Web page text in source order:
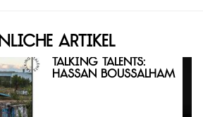
Artikel
Talking Talents:
Hassan Boussalham